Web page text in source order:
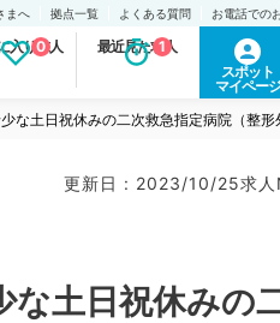
まへ 拠点一覧 よくある質問 お電話での
入り求人
0 最近見た求人
1
スポット
マイページ
土日祝休みの二次救急指定病院（整形
更新日 : 2023/10/25求
土日祝休みの